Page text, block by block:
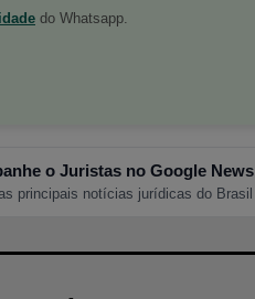
do Whatsapp.
o Juristas no Google News
principais notícias jurídicas do Brasil